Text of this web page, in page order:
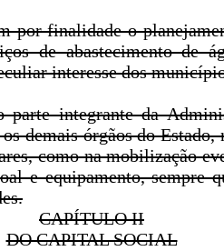
por finalidade o
de abastecimento de
interesse dos
parte integrante da
demais órgãos do Estado,
como na mobilização
e equipamento, sempre
CAPÍTULO II
DO CAPITAL SOCIAL